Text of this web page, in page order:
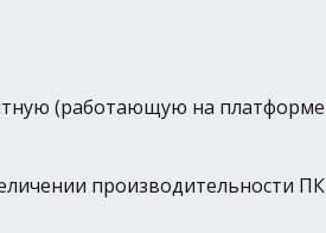
(работающую на платформе
производительности